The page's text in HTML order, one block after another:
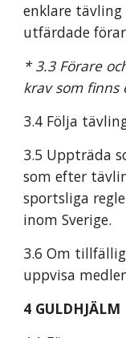
enklare tävling
utfärdade
* 3.3 Förare
krav som finns
3.4 Följa
3.5 Uppträda
som efter
sportsliga
inom Sverige.
3.6 Om
uppvisa
4 GULDHJÄLM